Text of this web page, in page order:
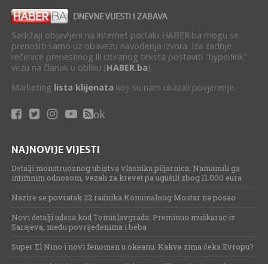
Sadržaji objavljeni na internet portalu HABER.ba mogu se
prenositi samo uz obavezu navođenja izvora. Iza zadnje
rečenice prenesenog ili citiranog teksta postaviti "hyperlink"
vezu na članak u obliku (HABER.ba).
Marketing lista klijenata koji su nam ukazali povjerenje.
ok
NAJNOVIJE VIJESTI
Detalji monstruoznog ubistva vlasnika piljarnica: Namamili ga
intimnim odnosom, vezali za krevet pa ugušili zbog 11.000 eura
Nazire se povratak 22 radnika Komunalnog Mostar na posao
Novi detalji udesa kod Tomislavgrada: Preminuo muškarac iz
Sarajeva, među povrijeđenima i beba
Super El Nino i novi fenomen u okeanu: Kakva zima čeka Evropu?